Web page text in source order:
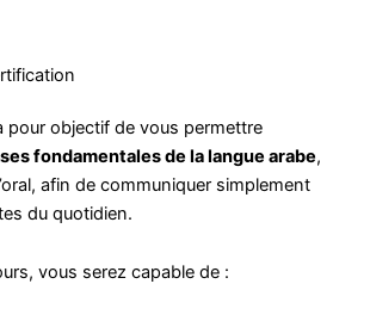
pour objectif de vous permettre
fondamentales de la langue arabe,
afin de communiquer simplement
du quotidien.
vous serez capable de :